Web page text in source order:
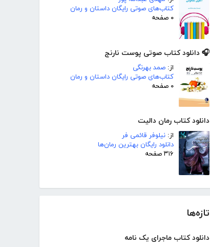
کتاب‌های صوتی رایگان داستان و رمان
۰ صفحه
🎧 دانلود کتاب صوتی پوست نارنج
از: صمد بهرنگی
کتاب‌های صوتی رایگان داستان و رمان
۰ صفحه
دانلود کتاب رمان دالیت
از: نیلوفر قائمی فر
دانلود رایگان بهترین رمان‌ها
۳۱۶ صفحه
تازه‌ها
دانلود کتاب ماجرای یک نامه